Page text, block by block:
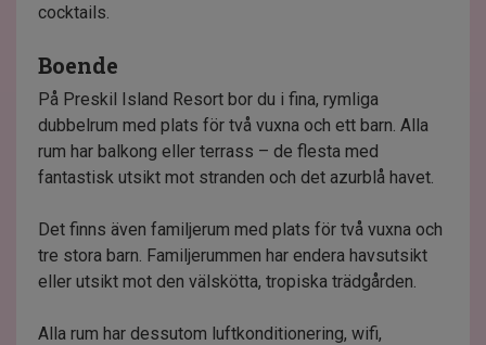
cocktails.
Boende
På Preskil Island Resort bor du i fina, rymliga
dubbelrum med plats för två vuxna och ett barn. Alla
rum har balkong eller terrass – de flesta med
fantastisk utsikt mot stranden och det azurblå havet.
Det finns även familjerum med plats för två vuxna och
tre stora barn. Familjerummen har endera havsutsikt
eller utsikt mot den välskötta, tropiska trädgården.
Alla rum har dessutom luftkonditionering, wifi,